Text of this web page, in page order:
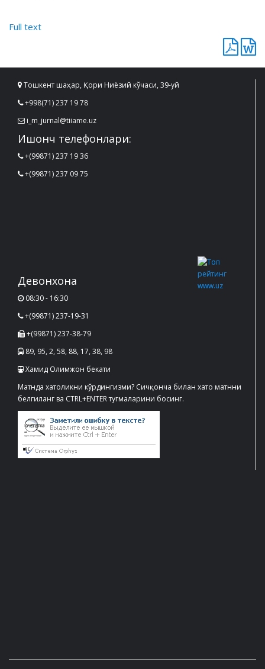
Full text
Тошкент шаҳар, Қори Ниёзий кўчаси, 39-уй
+998(71) 237 19 78
i_m_jurnal@tiiame.uz
Ишонч телефонлари:
+(99871) 237 19 36
+(99871) 237 09 75
Девонхона
08:30 - 16:30
+(99871) 237-19-31
+(99871) 237-38-79
89, 95, 2, 58, 88, 17, 38, 98
Хамид Олимжон бекати
Матнда хатоликни кўрдингизми? Сичқонча билан хато матнни
белгиланг ва CTRL+ENTER тугмаларини босинг.